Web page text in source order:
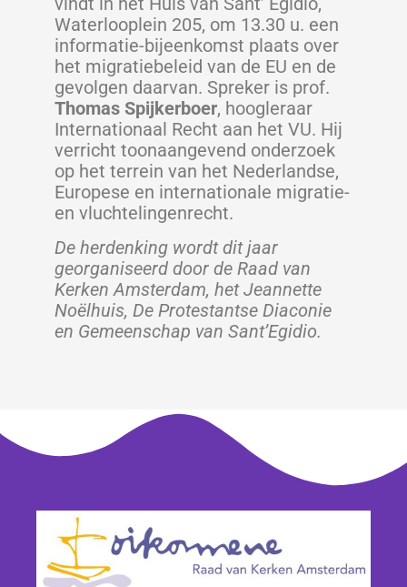
Waterlooplein 205, om 13.30 u. een
informatie-bijeenkomst plaats over
het migratiebeleid van de EU en de
gevolgen daarvan. Spreker is prof.
Thomas Spijkerboer, hoogleraar
Internationaal Recht aan het VU. Hij
verricht toonaangevend onderzoek
op het terrein van het Nederlandse,
Europese en internationale migratie-
en vluchtelingenrecht.
De herdenking wordt dit jaar
georganiseerd door de Raad van
Kerken Amsterdam, het Jeannette
Noëlhuis, De Protestantse Diaconie
en Gemeenschap van Sant’Egidio.